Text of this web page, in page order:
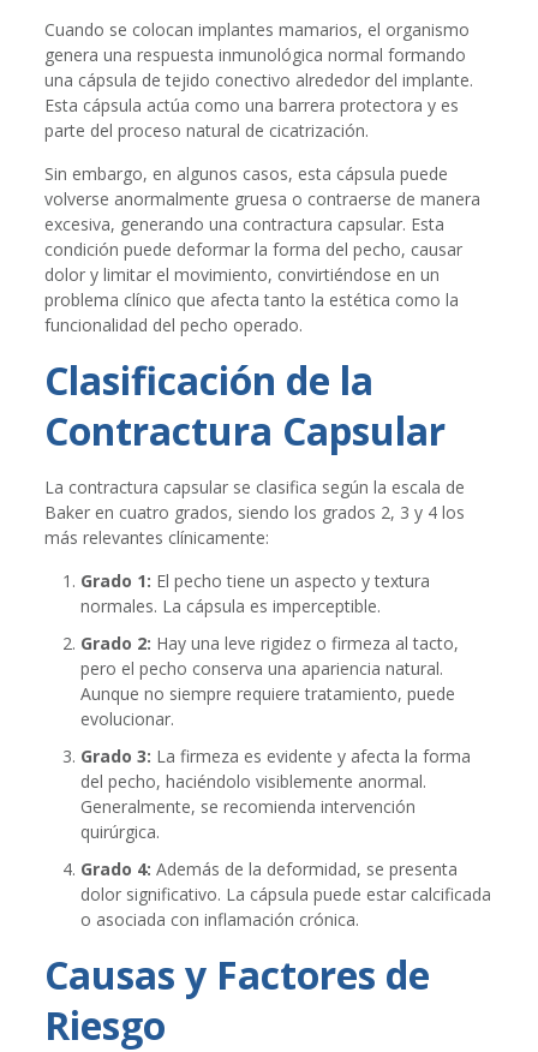
Cuando se colocan implantes mamarios, el organismo
genera una respuesta inmunológica normal formando
una cápsula de tejido conectivo alrededor del implante.
Esta cápsula actúa como una barrera protectora y es
parte del proceso natural de cicatrización.
Sin embargo, en algunos casos, esta cápsula puede
volverse anormalmente gruesa o contraerse de manera
excesiva, generando una contractura capsular. Esta
condición puede deformar la forma del pecho, causar
dolor y limitar el movimiento, convirtiéndose en un
problema clínico que afecta tanto la estética como la
funcionalidad del pecho operado.
Clasificación de la
Contractura Capsular
La contractura capsular se clasifica según la escala de
Baker en cuatro grados, siendo los grados 2, 3 y 4 los
más relevantes clínicamente:
Grado 1: El pecho tiene un aspecto y textura
normales. La cápsula es imperceptible.
Grado 2: Hay una leve rigidez o firmeza al tacto,
pero el pecho conserva una apariencia natural.
Aunque no siempre requiere tratamiento, puede
evolucionar.
Grado 3: La firmeza es evidente y afecta la forma
del pecho, haciéndolo visiblemente anormal.
Generalmente, se recomienda intervención
quirúrgica.
Grado 4: Además de la deformidad, se presenta
dolor significativo. La cápsula puede estar calcificada
o asociada con inflamación crónica.
Causas y Factores de
Riesgo